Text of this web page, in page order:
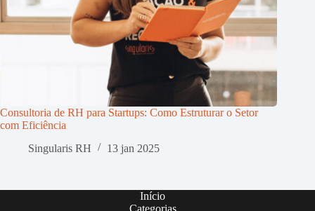
Consultoria de RH para Startups: Como Estruturar o Setor
com Eficiência
Singularis RH
13 jan 2025
Início
Categorias